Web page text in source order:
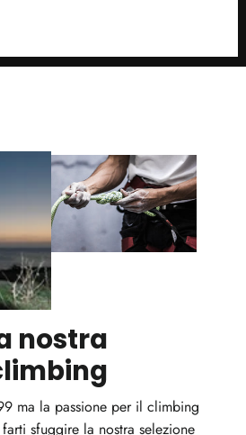
nostra
ma la passione per il climbing
sfuggire la nostra selezione